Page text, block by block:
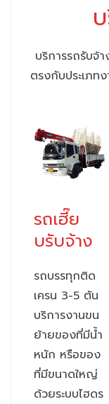
บริการรถรับจ้
ตรงกับประเภท
รถเฮี๊ย
บรับจ้าง
รถบรรทุกติด
เครน 3-5 ตัน
บริการงานขน
ย้ายของที่มีน้ำ
หนัก หรือของ
ที่มีขนาดใหญ่
ด้วยระบบไฮดร